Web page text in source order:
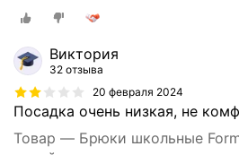
Виктория
32 отзыва
20 февраля 2024
Посадка очень низкая, не
Товар — Брюки школьные